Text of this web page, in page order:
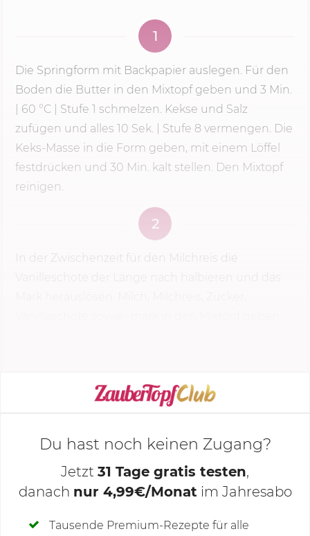
1
Die Springform mit Backpapier auslegen. Für den
Boden die Butter in den Mixtopf geben und 3 Min.
60 °C Stufe 1 schmelzen. Kekse und Salz
zufügen und alles 10 Sek.
| Stufe 8 vermengen. Die
Keks-Masse in die Form geben, mit einem Löffel
festdrücken und 30 Min. kalt stellen. Den Mixtopf
reinigen.
2
In der Zwischenzeit für den Milchreis die
KOCHMODUS STARTEN
Deine Notizen
Du hast noch keinen Zugang?
Jetzt 31 Tage gratis testen,
danach nur 4,99€/Monat im Jahresabo
Tausende Premium-Rezepte für alle